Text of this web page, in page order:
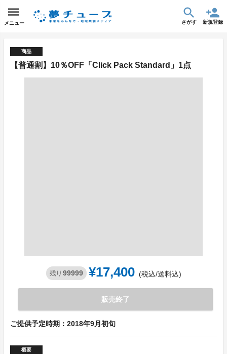
メニュー さがす 新規登録
商品
【普通割】10％OFF「Click Pack Standard」1点
残り 99999 ¥17,400 (税込/送料込)
販売終了
ご提供予定時期：2018年9月初旬
概要